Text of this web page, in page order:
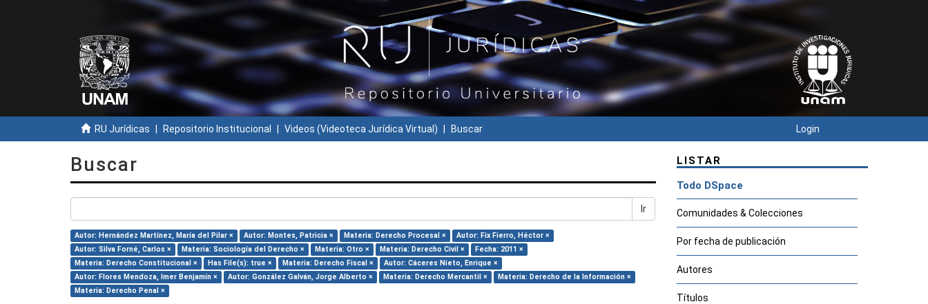
RU Jurídicas Repositorio Institucional Videos (Videoteca Jurídica Virtual) Buscar Login
Buscar
Ir
Autor: Hernández Martínez, María del Pilar × Autor: Montes, Patricia × Materia: Derecho Procesal ×
Autor: Fix Fierro, Héctor ×
Autor: Silva Forné, Carlos ×
Materia: Sociología del Derecho × Materia: Otro × Materia: Derecho Civil ×
Fecha: 2011 ×
Materia: Derecho Constitucional ×
Has File(s): true × Materia: Derecho Fiscal ×
Autor: Cáceres Nieto, Enrique ×
Autor: Flores Mendoza, Imer Benjamín ×
Autor: González Galván, Jorge Alberto × Materia: Derecho Mercantil ×
Materia: Derecho de la Información ×
Materia: Derecho Penal ×
LISTAR
Todo DSpace
Comunidades & Colecciones
Por fecha de publicación
Autores
Títulos